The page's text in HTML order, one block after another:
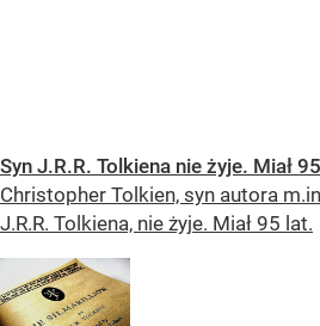
Syn J.R.R. Tolkiena nie żyje. Miał
Christopher Tolkien, syn autora
J.R.R. Tolkiena, nie żyje. Miał 95 lat.